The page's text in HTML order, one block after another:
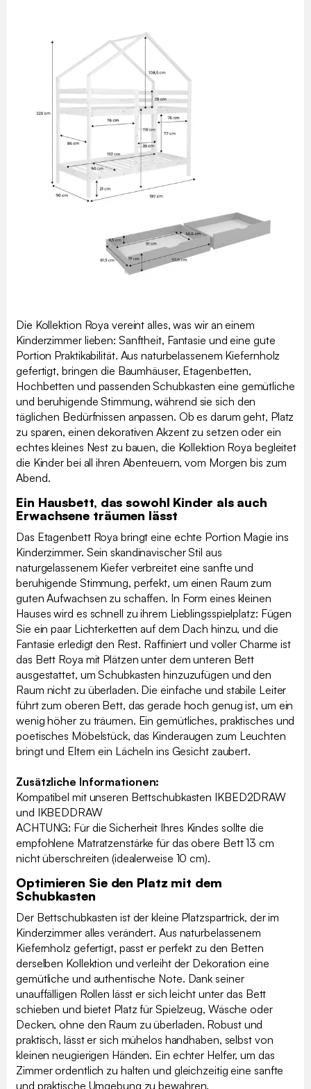
Die Kollektion Roya vereint alles, was wir an einem
Kinderzimmer lieben: Sanftheit, Fantasie und eine gute
Portion Praktikabilität. Aus naturbelassenem Kiefernholz
gefertigt, bringen die Baumhäuser, Etagenbetten,
Hochbetten und passenden Schubkasten eine gemütliche
und beruhigende Stimmung, während sie sich den
täglichen Bedürfnissen anpassen. Ob es darum geht, Platz
zu sparen, einen dekorativen Akzent zu setzen oder ein
echtes kleines Nest zu bauen, die Kollektion Roya begleitet
die Kinder bei all ihren Abenteuern, vom Morgen bis zum
Abend.
Ein Hausbett, das sowohl Kinder als auch
Erwachsene träumen lässt
Das Etagenbett Roya bringt eine echte Portion Magie ins
Kinderzimmer. Sein skandinavischer Stil aus
naturgelassenem Kiefer verbreitet eine sanfte und
beruhigende Stimmung, perfekt, um einen Raum zum
guten Aufwachsen zu schaffen. In Form eines kleinen
Hauses wird es schnell zu ihrem Lieblingsspielplatz: Fügen
Sie ein paar Lichterketten auf dem Dach hinzu, und die
Fantasie erledigt den Rest. Raffiniert und voller Charme ist
das Bett Roya mit Plätzen unter dem unteren Bett
ausgestattet, um Schubkasten hinzuzufügen und den
Raum nicht zu überladen. Die einfache und stabile Leiter
führt zum oberen Bett, das gerade hoch genug ist, um ein
wenig höher zu träumen. Ein gemütliches, praktisches und
poetisches Möbelstück, das Kinderaugen zum Leuchten
bringt und Eltern ein Lächeln ins Gesicht zaubert.
Zusätzliche Informationen:
Kompatibel mit unseren Bettschubkasten IKBED2DRAW
und IKBEDDRAW
ACHTUNG: Für die Sicherheit Ihres Kindes sollte die
empfohlene Matratzenstärke für das obere Bett 13 cm
nicht überschreiten (idealerweise 10 cm).
Optimieren Sie den Platz mit dem
Schubkasten
Der Bettschubkasten ist der kleine Platzspartrick, der im
Kinderzimmer alles verändert. Aus naturbelassenem
Kiefernholz gefertigt, passt er perfekt zu den Betten
derselben Kollektion und verleiht der Dekoration eine
gemütliche und authentische Note. Dank seiner
unauffälligen Rollen lässt er sich leicht unter das Bett
schieben und bietet Platz für Spielzeug, Wäsche oder
Decken, ohne den Raum zu überladen. Robust und
praktisch, lässt er sich mühelos handhaben, selbst von
kleinen neugierigen Händen. Ein echter Helfer, um das
Zimmer ordentlich zu halten und gleichzeitig eine sanfte
und praktische Umgebung zu bewahren.